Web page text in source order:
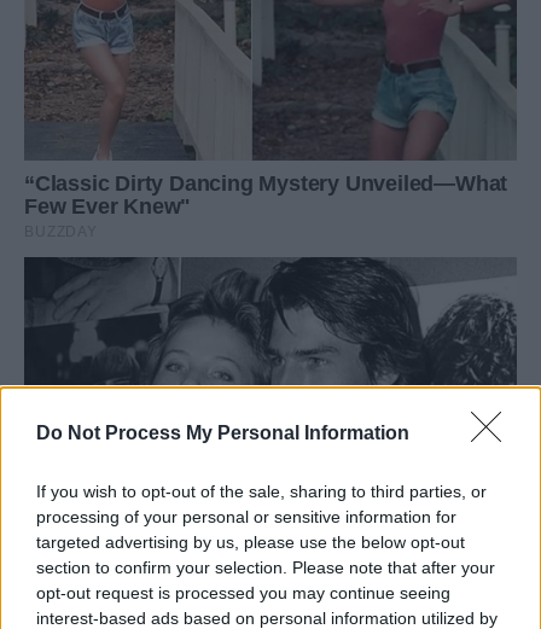
Do Not Process My Personal Information
If you wish to opt-out of the sale, sharing to third parties, or
processing of your personal or sensitive information for
targeted advertising by us, please use the below opt-out
section to confirm your selection. Please note that after your
opt-out request is processed you may continue seeing
interest-based ads based on personal information utilized by